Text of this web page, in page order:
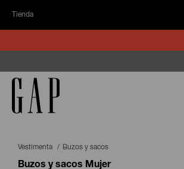
Tienda
Vestimenta Buzos y sacos
Buzos y sacos Mujer